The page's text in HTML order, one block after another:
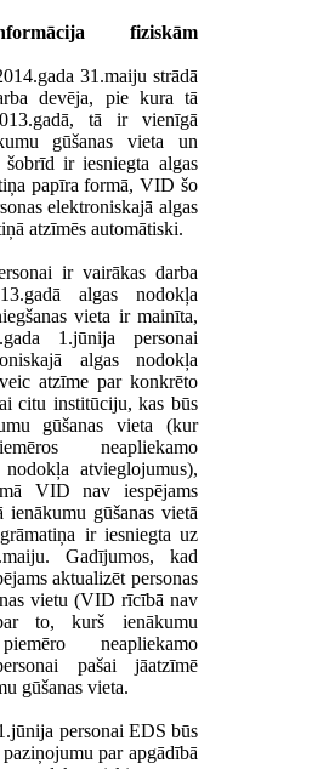
fiziskām
31.maiju strādā
devēja, pie kura tā
tā ir vienīgā
gūšanas vieta un
šobrīd ir iesniegta algas
papīra formā, VID šo
elektroniskajā algas
atzīmēs automātiski.
ir vairākas darba
algas nodokļa
vieta ir mainīta,
1.jūnija personai
algas nodokļa
atzīme par konkrēto
citu institūciju, kas būs
gūšanas vieta (kur
neapliekamo
atvieglojumus),
VID nav iespējams
ienākumu gūšanas vietā
ir iesniegta uz
Gadījumos, kad
aktualizēt personas
vietu (VID rīcībā nav
to, kurš ienākumu
neapliekamo
pašai jāatzīmē
gūšanas vieta.
personai EDS būs
par apgādībā